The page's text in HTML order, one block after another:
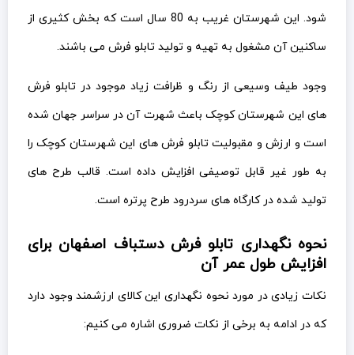
شود. این شهرستان غریب به 80 سال است که بخش کثیری از
ساکنین آن مشغول به تهیه و تولید تابلو فرش می باشند.
وجود طیف وسیعی از رنگ و ظرافت زیاد موجود در تابلو فرش
های این شهرستان کوچک باعث شهرت آن در سراسر جهان شده
است و ارزش و مقبولیت تابلو فرش های این شهرستان کوچک را
به طور غیر قابل توصیفی افزایش داده است. قالب طرح های
تولید شده در کارگاه های سردرود طرح پرتره است.
نحوه نگهداری تابلو فرش دستباف اصفهان برای
افزایش طول عمر آن
نکات زیادی در مورد نحوه نگهداری این کالای ارزشمند وجود دارد
که در ادامه به برخی از نکات ضروری اشاره می کنیم: